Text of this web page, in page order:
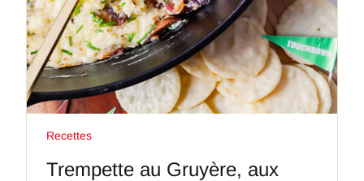
Recettes
Trempette au Gruyère, aux